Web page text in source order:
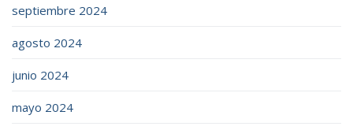
septiembre 2024
agosto 2024
junio 2024
mayo 2024